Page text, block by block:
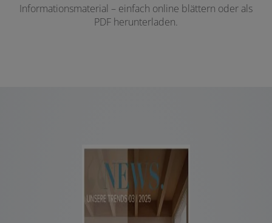
Informationsmaterial – einfach online blättern oder als
PDF herunterladen.